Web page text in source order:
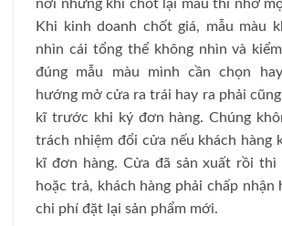
nơi nhưng khi chốt lại mẫu thì nhớ
Khi kinh doanh chốt giá, mẫu màu
nhìn cái tổng thể không nhìn và
đúng mẫu màu mình cần chọn
hướng mở cửa ra trái hay ra phải
kĩ trước khi ký đơn hàng. Chúng
trách nhiệm đổi cửa nếu khách hàng
kĩ đơn hàng. Cửa đã sản xuất rồi thì
hoặc trả, khách hàng phải chấp nhận
chi phí đặt lại sản phẩm mới.